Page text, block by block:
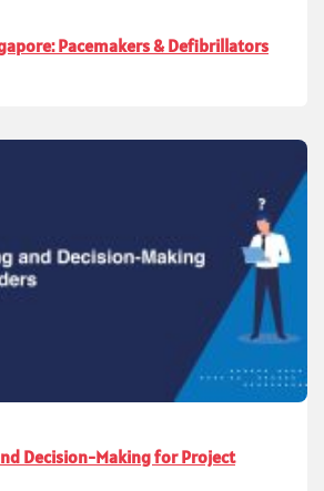
Pacemakers & Defibrillators
Decision-Making for Project